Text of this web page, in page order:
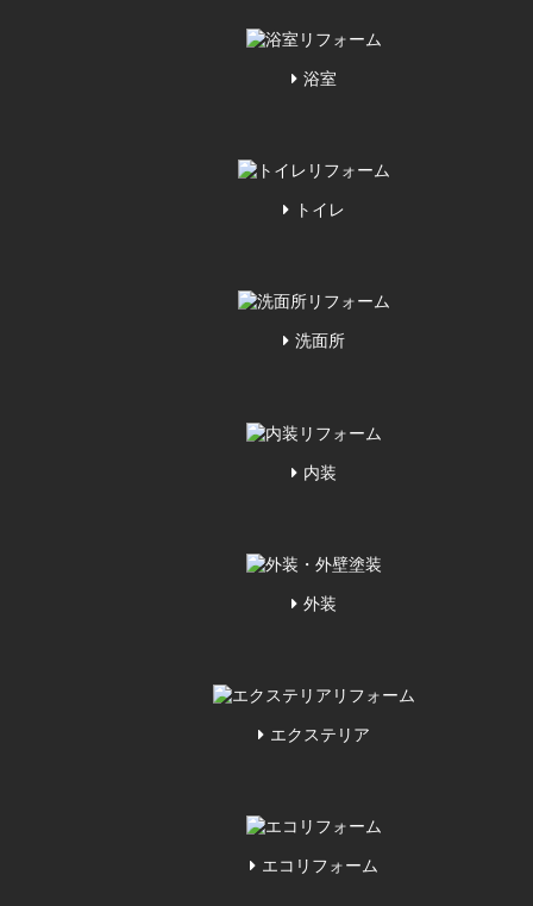
浴室
トイレ
洗面所
内装
外装
エクステリア
エコリフォーム